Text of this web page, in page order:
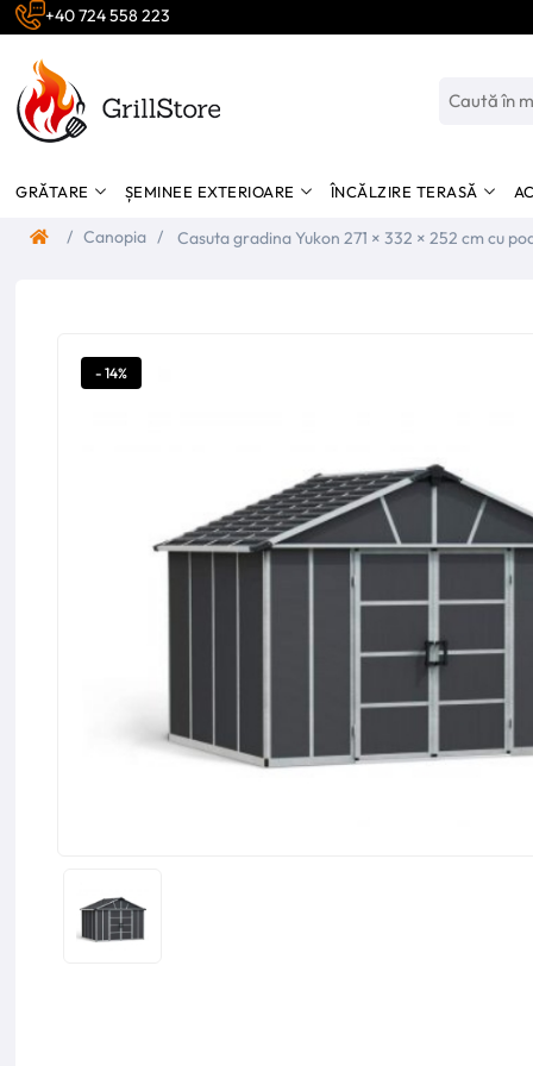
+40 724 558 223
GRĂTARE ȘEMINEE EXTERIOARE ÎNCĂLZIRE TERASĂ
/ Canopia / Casuta gradina Yukon 271 × 332 × 252 cm
- 14%